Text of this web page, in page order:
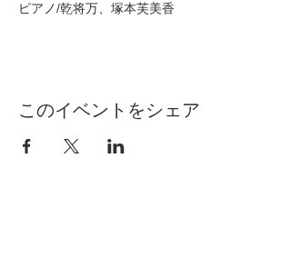
ピアノ/乾将万、塚本芙美香
このイベントをシェア